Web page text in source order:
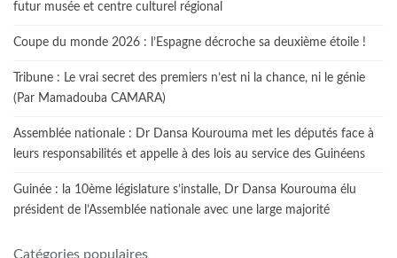
futur musée et centre culturel régional
Coupe du monde 2026 : l’Espagne décroche sa deuxième étoile !
Tribune : Le vrai secret des premiers n’est ni la chance, ni le génie
(Par Mamadouba CAMARA)
Assemblée nationale : Dr Dansa Kourouma met les députés face à
leurs responsabilités et appelle à des lois au service des Guinéens
Guinée : la 10ème législature s’installe, Dr Dansa Kourouma élu
président de l’Assemblée nationale avec une large majorité
Catégories populaires